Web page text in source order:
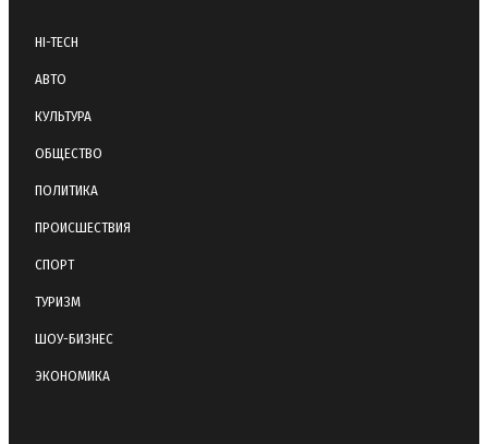
HI-TECH
АВТО
КУЛЬТУРА
ОБЩЕСТВО
ПОЛИТИКА
ПРОИСШЕСТВИЯ
СПОРТ
ТУРИЗМ
ШОУ-БИЗНЕС
ЭКОНОМИКА